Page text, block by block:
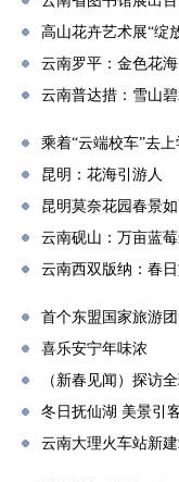
高山花卉艺术展“绽
云南罗平：金色花
云南普达措：雪山
乘着“云端校车”去上
昆明：花海引游人
昆明莫奈花园春景
云南砚山：万亩蓝
云南西双版纳：春
首个东盟国家旅游
喜乐安宁年味浓
（新春见闻）探访
冬日抚仙湖 美景引
云南大理火车站新